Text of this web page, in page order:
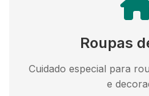
Roupas
Cuidado especial para
e